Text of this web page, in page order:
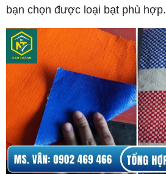
bạn chọn được loại bạt phù hợp.